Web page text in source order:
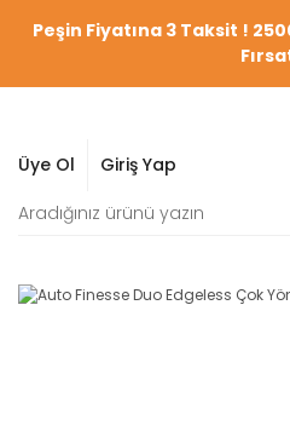
Peşin Fiyatına 3 Taksit !
Üye Ol Giriş Yap